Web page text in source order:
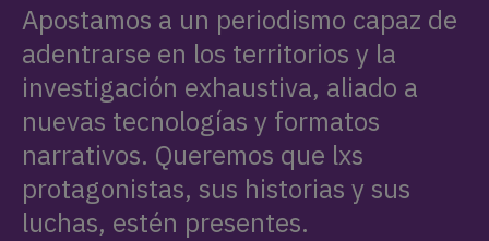
Apostamos a un periodismo capaz de
adentrarse en los territorios y la
investigación exhaustiva, aliado a
nuevas tecnologías y formatos
narrativos. Queremos que lxs
protagonistas, sus historias y sus
luchas, estén presentes.